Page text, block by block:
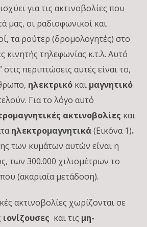
για τις ακτινοβολίες που
μας, οι ραδιοφωνικοί και
τα ρούτερ (δρομολογητές) στο
κινητής τηλεφωνίας κ.τ.λ. Αυτό
περιπτώσεις αυτές είναι το,
ηλεκτρικό και μαγνητικό
Για το λόγο αυτό
ακτινοβολίες και
ηλεκτρομαγνητικά(Εικόνα 1).
των κυμάτων αυτών είναι η
των 300.000 χιλιομέτρων το
(ακαριαία μετάδοση).
ακτινοβολίες χωρίζονται σε
ιονίζουσες και τις μη-